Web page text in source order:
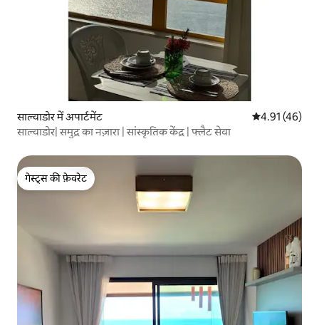
साल्वाडोर में अपार्टमेंट औसत रेटिंग 5 में
4.91 (46)
साल्वाडोर| समुद्र का नज़ारा | सांस्कृतिक केंद्र | फ्लैट सेवा
गेस्ट्स की फ़ेवरेट
गेस्ट्स की फ़ेवरेट